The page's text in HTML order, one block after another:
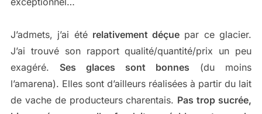
J’admets, j’ai été relativement déçue par ce glacier.
J’ai trouvé son rapport qualité/quantité/prix un peu
exagéré. Ses glaces sont bonnes (du moins
l’amarena). Elles sont d’ailleurs réalisées à partir du lait
de vache de producteurs charentais. Pas trop sucrée,